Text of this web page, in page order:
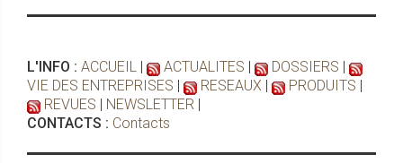
L'INFO : ACCUEIL | ACTUALITES | DOSSIERS |
VIE DES ENTREPRISES | RESEAUX | PRODUITS |
REVUES | NEWSLETTER |
CONTACTS : Contacts